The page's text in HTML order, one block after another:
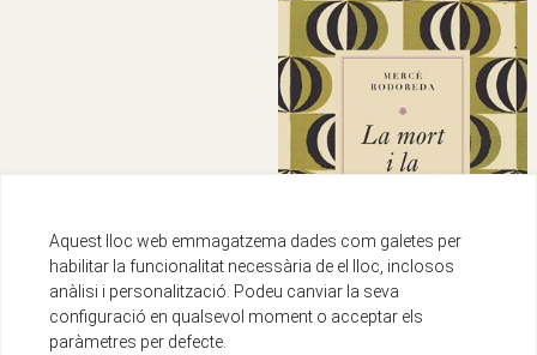
Aquest lloc web emmagatzema dades com galetes per
habilitar la funcionalitat necessària de el lloc, inclosos
anàlisi i personalització. Podeu canviar la seva
configuració en qualsevol moment o acceptar els
paràmetres per defecte.